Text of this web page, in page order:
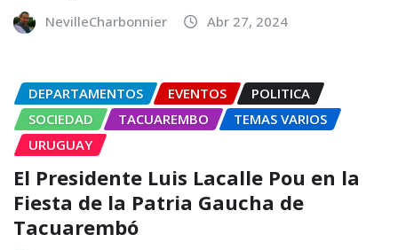
NevilleCharbonnier Abr 27, 2024
DEPARTAMENTOS EVENTOS
POLITICA
SOCIEDAD
TACUAREMBO
TEMAS VARIOS
URUGUAY
El Presidente Luis Lacalle Pou en la
Fiesta de la Patria Gaucha de
Tacuarembó